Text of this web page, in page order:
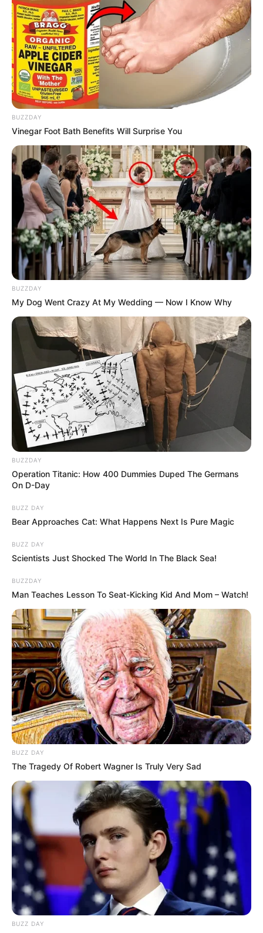
BUZZDAY
Vinegar Foot Bath Benefits Will Surprise You
BUZZDAY
My Dog Went Crazy At My Wedding — Now I Know Why
BUZZDAY
Operation Titanic: How 400 Dummies Duped The Germans
On D-Day
BUZZ DAY
Bear Approaches Cat: What Happens Next Is Pure Magic
BUZZ DAY
Scientists Just Shocked The World In The Black Sea!
BUZZDAY
Man Teaches Lesson To Seat-Kicking Kid And Mom – Watch!
BUZZ DAY
The Tragedy Of Robert Wagner Is Truly Very Sad
BUZZ DAY